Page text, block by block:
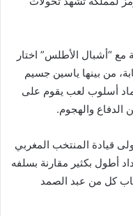
بطل العالم لأقل من 20 سنة مع “أشبال الأطلس” اختار
من بينها ياسين جسيم
أسلوب لعب يقوم على
الدفاع والهجوم.
قيادة المنتخب المغربي
أطول بكثير مقارنة بسلفه
كل من عبد الصمد